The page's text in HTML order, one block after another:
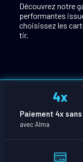
Découvrez notre
performantes
choisissez les
tir.
Paiement 4x
avec Alma